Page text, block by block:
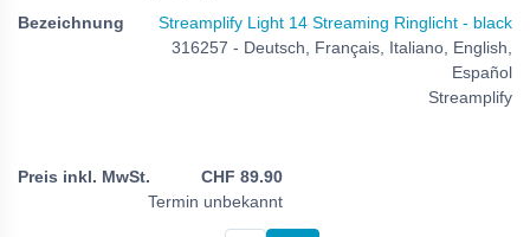
Streamplify Light 14 Streaming Ringlicht - black
316257 - Deutsch, Français, Italiano, English,
Español
Streamplify
CHF 89.90
Termin unbekannt